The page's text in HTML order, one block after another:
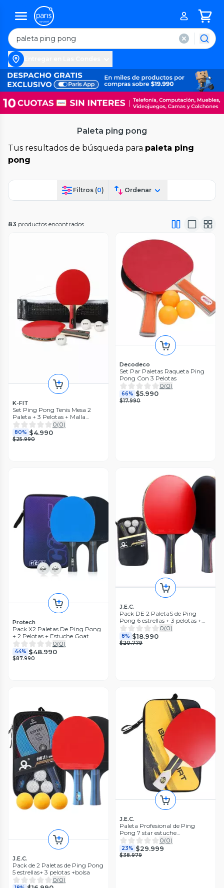
Paleta ping pong
Tus resultados de búsqueda para paleta ping
pong
Filtros (0) Ordenar
83 productos encontrados
K-FIT
Set Ping Pong Tenis Mesa 2
Paleta + 3 Pelotas + Malla
Retráctil K-Fit 0(0)
80% $4.990
$25.990
Decodeco
Set Par Paletas Raqueta Ping
Pong Con 3 Pelotas
0(0)
66% $5.990
$17.990
Protech
Pack X2 Paletas De Ping Pong
+ 2 Pelotas + Estuche Goat
0(0)
44% $48.990
$87.990
J.E.C.
Pack DE 2 PaletaS de Ping
Pong 6 estrellas + 3 pelotas +
bolsa
0(0)
8% $18.990
$20.779
J.E.C.
Pack de 2 Paletas de Ping Pong
5 estrellas+ 3 pelotas +bolsa
0(0)
J.E.C.
Paleta Profesional de Ping
Pong 7 star estuche
impermeable 0(0)
23% $29.999
$38.979